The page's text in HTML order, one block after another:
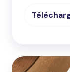
Agenda